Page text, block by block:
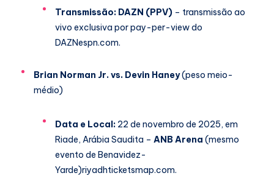
Transmissão: DAZN (PPV) – transmissão ao
vivo exclusiva por pay-per-view do
DAZNespn.com.
Brian Norman Jr. vs. Devin Haney(peso meio-
médio)
Data e Local: 22 de novembro de 2025, em
Riade, Arábia Saudita – ANB Arena (mesmo
evento de Benavidez-
Yarde)riyadhticketsmap.com.